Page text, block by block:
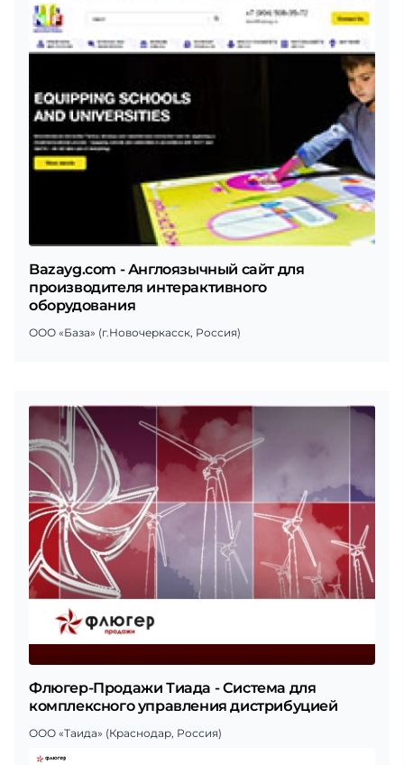
Bazayg.com - Англоязычный сайт для
производителя интерактивного
оборудования
ООО «База» (г.Новочеркасск, Россия)
Флюгер-Продажи Тиада - Система для
комплексного управления дистрибуцией
ООО «Таида» (Краснодар, Россия)